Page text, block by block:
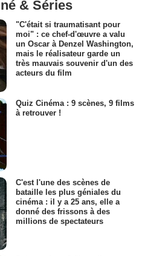
& Séries
"C'était si traumatisant pour
moi" : ce chef-d'œuvre a valu
un Oscar à Denzel Washington,
mais le réalisateur garde un
très mauvais souvenir d'un des
acteurs du film
Quiz Cinéma : 9 scènes, 9 films
à retrouver !
C'est l'une des scènes de
bataille les plus géniales du
cinéma : il y a 25 ans, elle a
donné des frissons à des
millions de spectateurs